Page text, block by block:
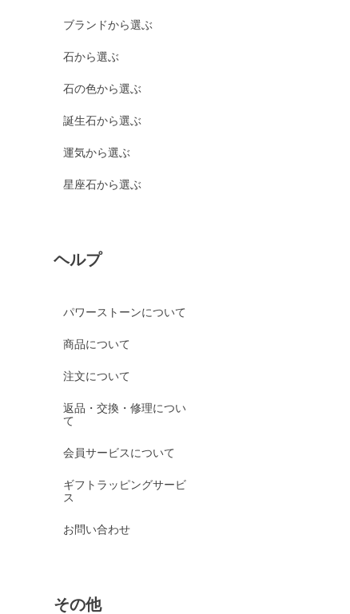
ブランドから選ぶ
石から選ぶ
石の色から選ぶ
誕生石から選ぶ
運気から選ぶ
星座石から選ぶ
ヘルプ
パワーストーンについて
商品について
注文について
返品・交換・修理につい
て
会員サービスについて
ギフトラッピングサービ
ス
お問い合わせ
その他